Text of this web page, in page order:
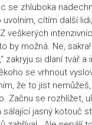
se zhluboka
cítím další
veškerých
by možná. Ne,
zakryju si dlaní tvář
se vrhnout
že to jíst
Začnu se rozhlížet,
jasný kotouč